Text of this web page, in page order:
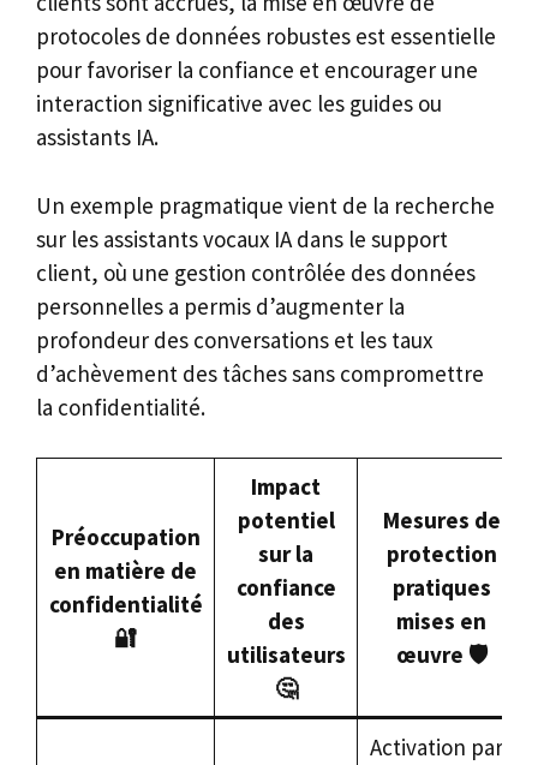
protocoles de données robustes est essentielle
pour favoriser la confiance et encourager une
interaction significative avec les guides ou
assistants IA.
Un exemple pragmatique vient de la recherche
sur les assistants vocaux IA dans le support
client, où une gestion contrôlée des données
personnelles a permis d’augmenter la
profondeur des conversations et les taux
d’achèvement des tâches sans compromettre
la confidentialité.
Préoccupation
en matière de
confidentialité
🔐
Impact
potentiel
sur la
confiance
des
utilisateurs
🤔
Mesures de
protection
pratiques
mises en
œuvre 🛡️
Activation par